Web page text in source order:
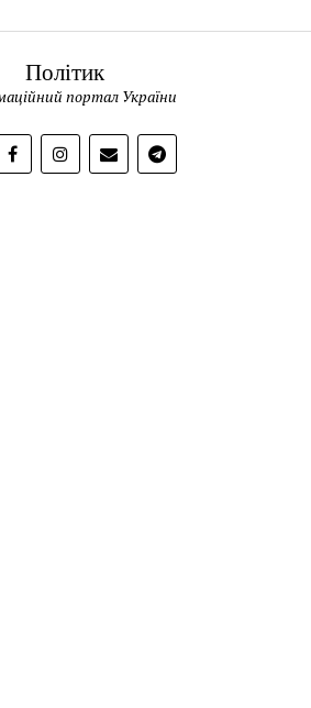
Політик
портал України